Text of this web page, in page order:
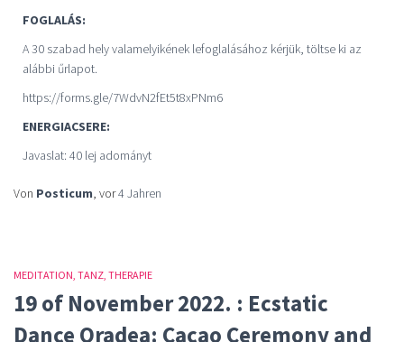
FOGLALÁS:
A 30 szabad hely valamelyikének lefoglalásához kérjük, töltse ki az
alábbi űrlapot.
https://forms.gle/7WdvN2fEt5t8xPNm6
ENERGIACSERE:
Javaslat: 40 lej adományt
Von Posticum, vor4 Jahren
MEDITATION TANZ THERAPIE
19 of November 2022. : Ecstatic
Dance Oradea: Cacao Ceremony and